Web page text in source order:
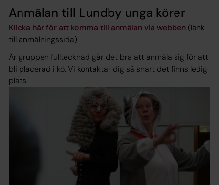
Anmälan till Lundby unga körer
Klicka här för att komma till anmälan via webben (länk
till anmälningssida)
Är gruppen fulltecknad går det bra att anmäla sig för att
bli placerad i kö. Vi kontaktar dig så snart det finns ledig
plats.